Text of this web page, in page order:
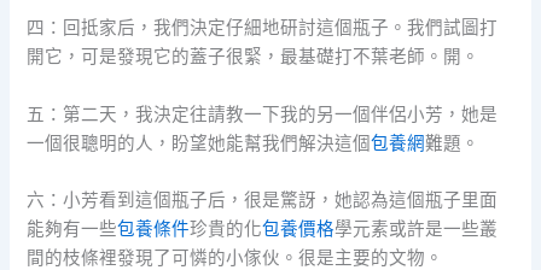
四：回抵家后，我們決定仔細地研討這個瓶子。我們試圖打
開它，可是發現它的蓋子很緊，最基礎打不葉老師。開。
五：第二天，我決定往請教一下我的另一個伴侶小芳，她是
一個很聰明的人，盼望她能幫我們解決這個包養網難題。
六：小芳看到這個瓶子后，很是驚訝，她認為這個瓶子里面
能夠有一些包養條件珍貴的化包養價格學元素或許是一些叢
間的枝條裡發現了可憐的小傢伙。很是主要的文物。